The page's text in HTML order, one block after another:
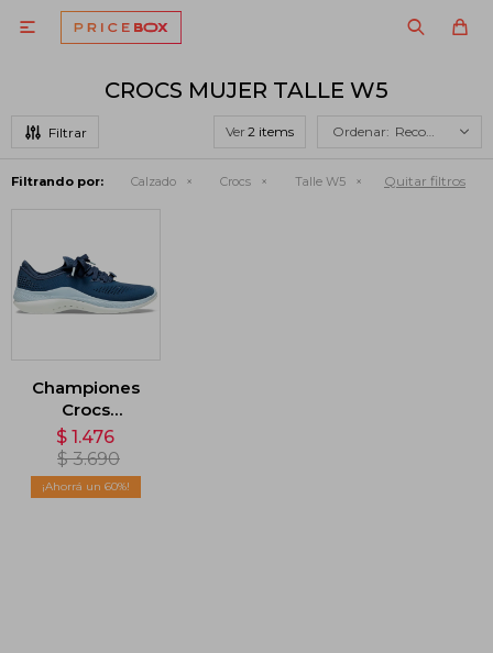

CROCS MUJER TALLE W5
Ver Recomendados
Filtrando por: Calzado Crocs Talle W5 Quitar filtros
Championes
Crocs
LiteRide™
Pacer 360 -
Azul
$ 1.476
$ 3.690
60